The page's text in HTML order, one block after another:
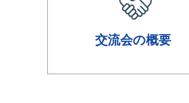
交流会の概要